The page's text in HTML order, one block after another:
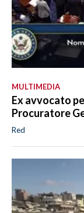
MULTIMEDIA
Ex avvocato
Procuratore
Red